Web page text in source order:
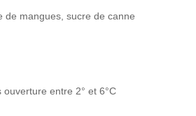
de mangues, sucre de canne
entre 2° et 6°C